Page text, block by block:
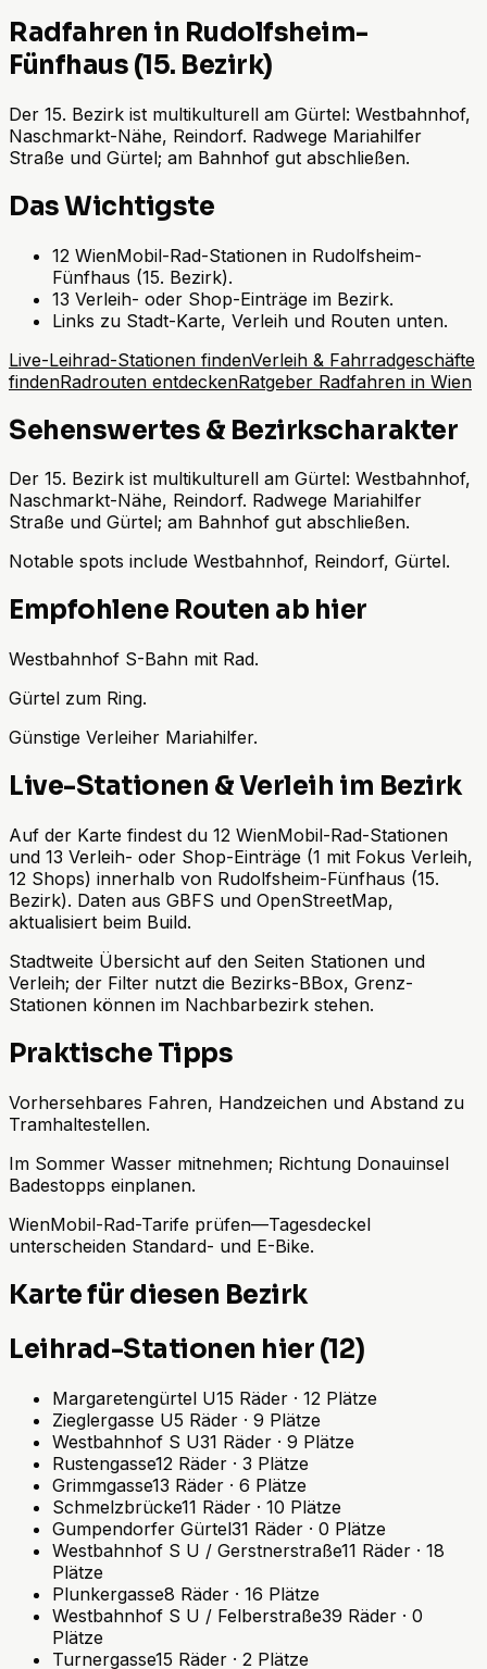
Radfahren in Rudolfsheim-
Fünfhaus (15. Bezirk)
Der 15. Bezirk ist multikulturell am Gürtel: Westbahnhof,
Naschmarkt-Nähe, Reindorf. Radwege Mariahilfer
Straße und Gürtel; am Bahnhof gut abschließen.
Das Wichtigste
12 WienMobil-Rad-Stationen in Rudolfsheim-
Fünfhaus (15. Bezirk).
13 Verleih- oder Shop-Einträge im Bezirk.
Links zu Stadt-Karte, Verleih und Routen unten.
Live-Leihrad-Stationen findenVerleih & Fahrradgeschäfte
findenRadrouten entdeckenRatgeber Radfahren in Wien
Sehenswertes & Bezirkscharakter
Der 15. Bezirk ist multikulturell am Gürtel: Westbahnhof,
Naschmarkt-Nähe, Reindorf. Radwege Mariahilfer
Straße und Gürtel; am Bahnhof gut abschließen.
Notable spots include Westbahnhof, Reindorf, Gürtel.
Empfohlene Routen ab hier
Westbahnhof S-Bahn mit Rad.
Gürtel zum Ring.
Günstige Verleiher Mariahilfer.
Live-Stationen & Verleih im Bezirk
Auf der Karte findest du 12 WienMobil-Rad-Stationen
und 13 Verleih- oder Shop-Einträge (1 mit Fokus Verleih,
12 Shops) innerhalb von Rudolfsheim-Fünfhaus (15.
Bezirk). Daten aus GBFS und OpenStreetMap,
aktualisiert beim Build.
Stadtweite Übersicht auf den Seiten Stationen und
Verleih; der Filter nutzt die Bezirks-BBox, Grenz-
Stationen können im Nachbarbezirk stehen.
Praktische Tipps
Vorhersehbares Fahren, Handzeichen und Abstand zu
Tramhaltestellen.
Im Sommer Wasser mitnehmen; Richtung Donauinsel
Badestopps einplanen.
WienMobil-Rad-Tarife prüfen—Tagesdeckel
unterscheiden Standard- und E-Bike.
Karte für diesen Bezirk
Leihrad-Stationen hier (12)
Margaretengürtel U15 Räder · 12 Plätze
Zieglergasse U5 Räder · 9 Plätze
Westbahnhof S U31 Räder · 9 Plätze
Rustengasse12 Räder · 3 Plätze
Grimmgasse13 Räder · 6 Plätze
Schmelzbrücke11 Räder · 10 Plätze
Gumpendorfer Gürtel31 Räder · 0 Plätze
Westbahnhof S U / Gerstnerstraße11 Räder · 18
Plätze
Plunkergasse8 Räder · 16 Plätze
Westbahnhof S U / Felberstraße39 Räder · 0
Plätze
Turnergasse15 Räder · 2 Plätze